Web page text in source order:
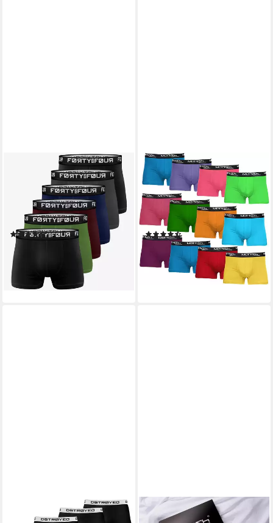
Boxershorts Boxershorts
Herren 6 Stück S-7XL
Unterhosen Mehrfabig S
(Vorteilspack, 6er Pack) S -
7XL
(202)
ab 19,90 €
(3,32 €/ 1 Stk)
lieferbar - in 2-3 Werktagen bei dir
Boxershorts MERISH
Boxershorts Herren 12er
Pack S-5XL Unterwäsche
Unterhosen Männe (Spar-Set)
(4)
35,90 €
(2,99 €/ 1 Stk)
lieferbar - in 3-4 Werktagen bei dir
MERISH